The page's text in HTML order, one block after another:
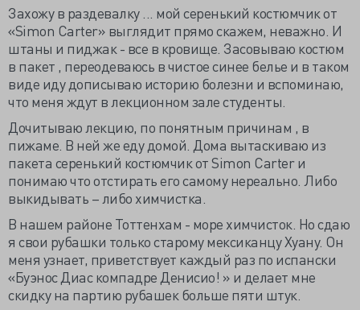
Захожу в раздевалку ... мой серенький костюмчик от
«Simon Carter» выглядит прямо скажем, неважно. И
штаны и пиджак - все в кровище. Засовываю костюм
в пакет , переодеваюсь в чистое синее белье и в таком
виде иду дописываю историю болезни и вспоминаю,
что меня ждут в лекционном зале студенты.
Дочитываю лекцию, по понятным причинам , в
пижаме. В ней же еду домой. Дома вытаскиваю из
пакета серенький костюмчик от Simon Carter и
понимаю что отстирать его самому нереально. Либо
выкидывать – либо химчистка.
В нашем районе Тоттенхам - море химчисток. Но сдаю
я свои рубашки только старому мексиканцу Хуану. Он
меня узнает, приветствует каждый раз по испански
«Буэнос Диас компадре Денисио! » и делает мне
скидку на партию рубашек больше пяти штук.